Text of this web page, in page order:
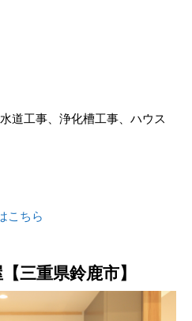
道工事、浄化槽工事、ハウス
こちら
三重県鈴鹿市】